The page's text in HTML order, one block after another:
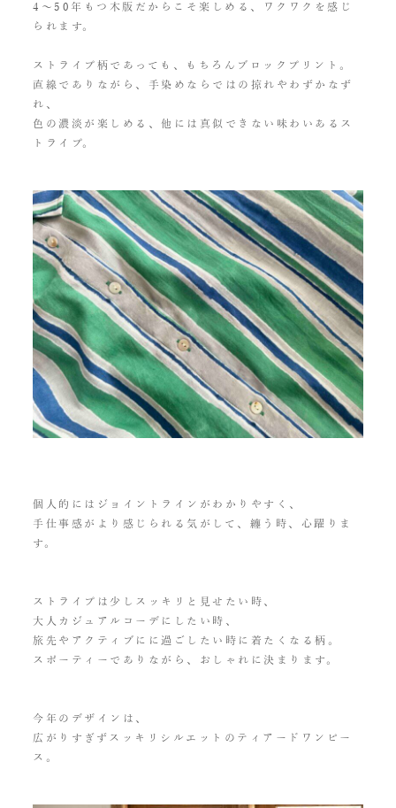
4〜50年もつ木版だからこそ楽しめる、ワクワクを感じ
られます。
ストライプ柄であっても、もちろんブロックプリント。
直線でありながら、手染めならではの掠れやわずかなず
れ、
色の濃淡が楽しめる、他には真似できない味わいあるス
トライプ。
個人的にはジョイントラインがわかりやすく、
手仕事感がより感じられる気がして、纏う時、心躍りま
す。
ストライプは少しスッキリと見せたい時、
大人カジュアルコーデにしたい時、
旅先やアクティブにに過ごしたい時に着たくなる柄。
スポーティーでありながら、おしゃれに決まります。
今年のデザインは、
広がりすぎずスッキリシルエットのティアードワンピー
ス。